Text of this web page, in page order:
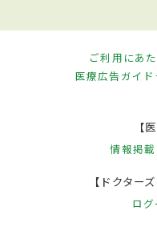
ご利用にあ
医療広告ガイ
【
情報掲
【ドクター
ログ